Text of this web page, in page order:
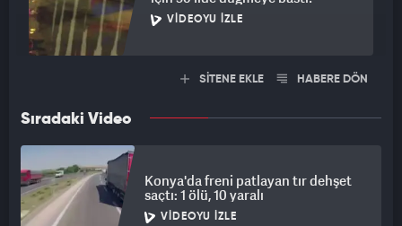
VIDEOYU İZLE
SİTENE EKLE HABERE DÖN
Sıradaki Video
Konya'da freni patlayan tır dehşet
saçtı: 1 ölü, 10 yaralı
VIDEOYU İZLE